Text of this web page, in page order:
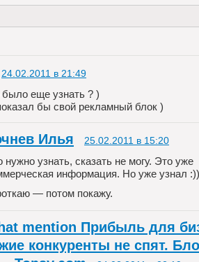
24.02.2011 в 21:49
еще узнать ? )
бы свой рекламный блок )
Илья 25.02.2011 в 15:20
нужно узнать, сказать не могу. Это уже
информация. Но уже узнал :))
— потом покажу.
mention Прибыль для
конкуренты не спят.